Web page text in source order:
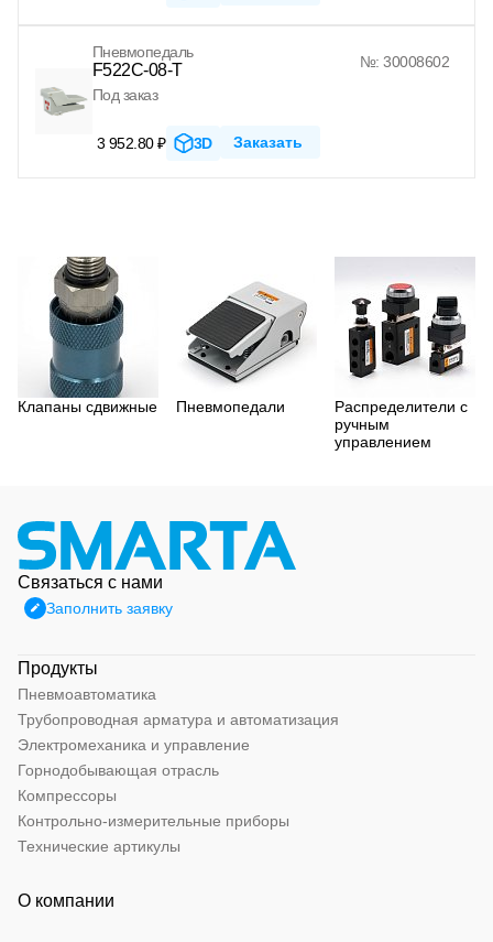
Пневмопедаль
F522C-08-T
№: 30008602
Под заказ
3 952.80 ₽ 3D Заказать
Клапаны сдвижные Пневмопедали
Распределители с
ручным
управлением
Связаться с нами
Заполнить заявку
Продукты
Пневмоавтоматика
Трубопроводная арматура и автоматизация
Электромеханика и управление
Горнодобывающая отрасль
Компрессоры
Контрольно-измерительные приборы
Технические артикулы
О компании